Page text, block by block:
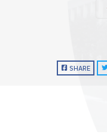
SHARE